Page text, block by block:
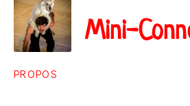
Mini-
PROPOS